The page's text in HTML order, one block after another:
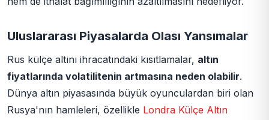
Uluslararası Piyasalarda Olası Yansımalar
Rus külçe altını ihracatındaki kısıtlamalar, altın
fiyatlarında volatilitenin artmasına neden olabilir.
Dünya altın piyasasında büyük oyunculardan biri olan
Rusya'nın hamleleri, özellikle Londra Külçe Altın